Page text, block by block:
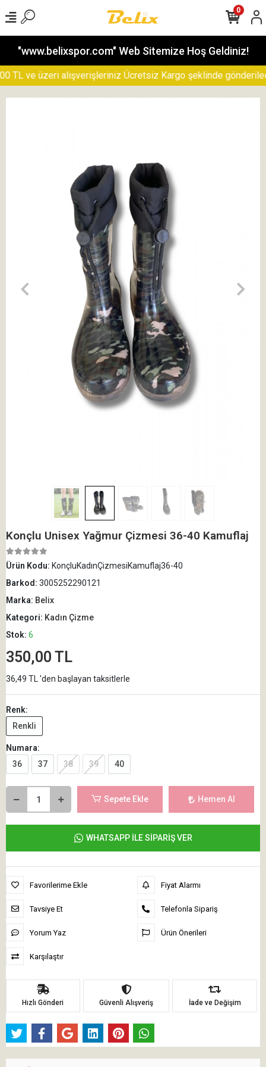
"www.belixspor.com" Web Sitemize Hoş Geldiniz!
TL ve üzeri alışverişleriniz Ücretsiz Kargo şeklinde
0
Konçlu Unisex Yağmur Çizmesi 36-40 Kamuflaj
Ürün Kodu: KonçluKadınÇizmesiKamuflaj36-40
Barkod: 3005252290121
Marka: Belix
Kategori: Kadın Çizme
Stok: 6
350,00 TL
36,49 TL 'den başlayan taksitlerle
Renk:
Renkli
Numara:
36
37 38 39 40
Sepete Ekle Hemen Al
WHATSAPP İLE SİPARİŞ VER
Favorilerime Ekle
Tavsiye Et
Yorum Yaz
Karşılaştır
Fiyat Alarmı
Telefonla Sipariş
Ürün Önerileri
Hızlı Gönderi Güvenli Alışveriş İade ve Değişim